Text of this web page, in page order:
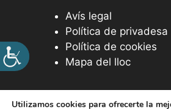
Avís legal
Política de privadesa
Política de cookies
Mapa del lloc
Utilizamos cookies para ofrecerte la